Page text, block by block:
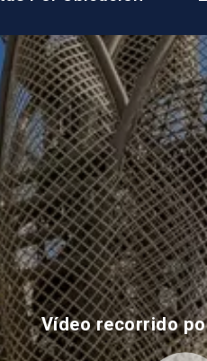
Vídeo recorrido